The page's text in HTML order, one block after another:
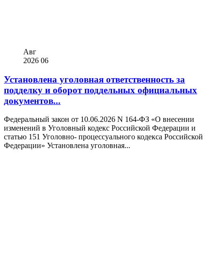
Авг
2026 06
Установлена уголовная ответственность за
подделку и оборот поддельных официальных
документов...
Федеральный закон от 10.06.2026 N 164-ФЗ «О внесении
изменений в Уголовный кодекс Российской Федерации и
статью 151 Уголовно- процессуального кодекса Российской
Федерации» Установлена уголовная...